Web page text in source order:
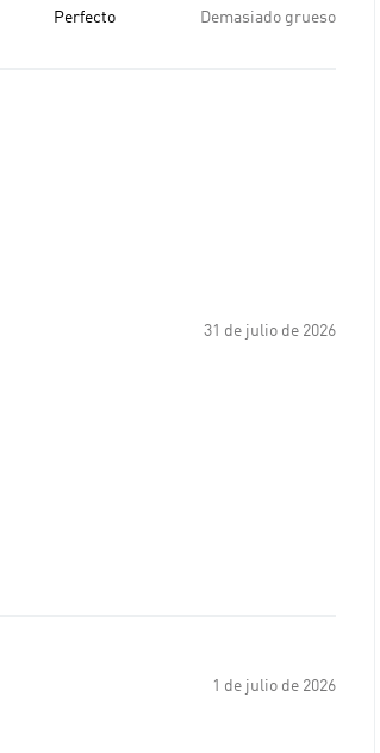
Perfecto Demasiado grueso
31 de julio de 2026
1 de julio de 2026